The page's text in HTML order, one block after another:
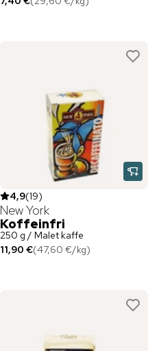
4,9(19)
New York
Koffeinfri
250 g / Malet kaffe
11,90 €(47,60 €/kg)